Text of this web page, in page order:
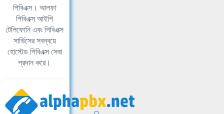
পিবিএক্স। আলফা
পিবিএক্স আইপি
টেলিফোনি এবং পিবিএক্স
সার্ভিসের সবন্বয়ে
হোস্টেড পিবিএক্স সেবা
প্রদান করে।